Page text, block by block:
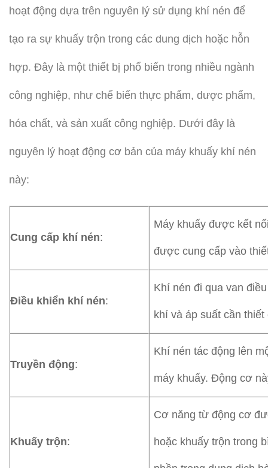
hoạt động dựa trên nguyên lý sử dụng khí nén để
tạo ra sự khuấy trộn trong các dung dịch hoặc hỗn
hợp. Đây là một thiết bị phổ biến trong nhiều ngành
công nghiệp, như chế biến thực phẩm, dược phẩm,
hóa chất, và sản xuất công nghiệp. Dưới đây là
nguyên lý hoạt động cơ bản của máy khuấy khí nén
này:
Cung cấp khí nén:
Máy khuấy được kết
được cung cấp vào
Điều khiển khí nén:
Khí nén đi qua van
khí và áp suất cần
Truyền động:
Khí nén tác động lên
máy khuấy. Động cơ
Khuấy trộn:
Cơ năng từ động cơ
hoặc khuấy trộn trong